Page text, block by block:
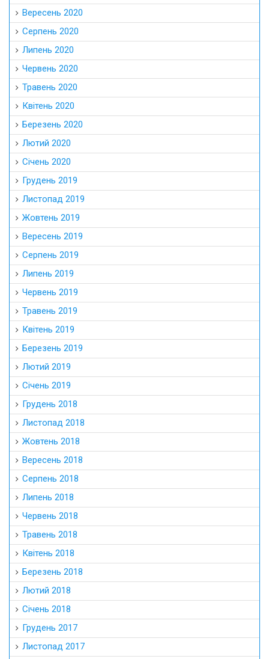
Вересень 2020
Серпень 2020
Липень 2020
Червень 2020
Травень 2020
Квітень 2020
Березень 2020
Лютий 2020
Січень 2020
Грудень 2019
Листопад 2019
Жовтень 2019
Вересень 2019
Серпень 2019
Липень 2019
Червень 2019
Травень 2019
Квітень 2019
Березень 2019
Лютий 2019
Січень 2019
Грудень 2018
Листопад 2018
Жовтень 2018
Вересень 2018
Серпень 2018
Липень 2018
Червень 2018
Травень 2018
Квітень 2018
Березень 2018
Лютий 2018
Січень 2018
Грудень 2017
Листопад 2017